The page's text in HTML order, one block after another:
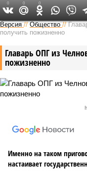
Версия //Общество //
получить пожизненно
Главарь ОПГ из
пожизненно
Именно на таком
настаивает
0 0 0